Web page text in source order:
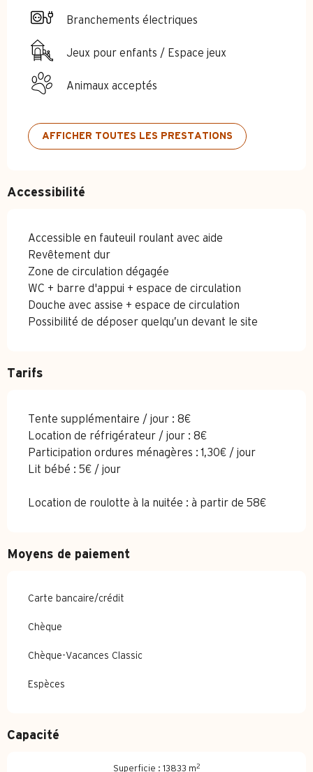
Branchements électriques
Jeux pour enfants / Espace jeux
Animaux acceptés
AFFICHER TOUTES LES PRESTATIONS
Accessibilité
Accessible en fauteuil roulant avec aide
Revêtement dur
Zone de circulation dégagée
WC + barre d'appui + espace de circulation
Douche avec assise + espace de circulation
Possibilité de déposer quelqu’un devant le site
Tarifs
Tente supplémentaire / jour : 8€
Location de réfrigérateur / jour : 8€
Participation ordures ménagères : 1,30€ / jour
Lit bébé : 5€ / jour
Location de roulotte à la nuitée : à partir de 58€
Moyens de paiement
Carte bancaire/crédit
Chèque
Chèque-Vacances Classic
Espèces
Capacité
Superficie : 13833 m2